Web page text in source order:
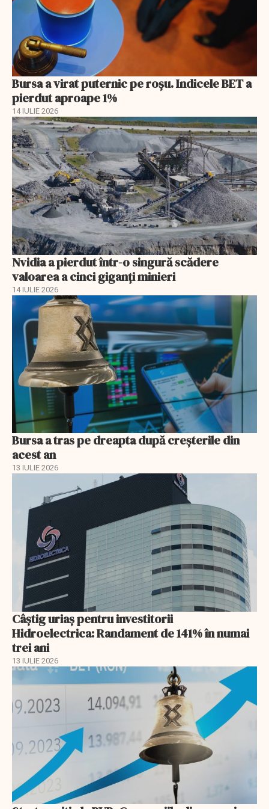
Bursa a virat puternic pe roșu. Indicele BET a
pierdut aproape 1%
14 IULIE 2026
Nvidia a pierdut într-o singură scădere
valoarea a cinci giganți minieri
14 IULIE 2026
Bursa a tras pe dreapta după creșterile din
acest an
13 IULIE 2026
Câștig uriaș pentru investitorii
Hidroelectrica: Randament de 141% în numai
trei ani
13 IULIE 2026